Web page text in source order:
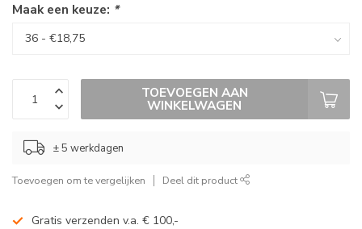
Maak een keuze: *
TOEVOEGEN AAN
WINKELWAGEN
± 5 werkdagen
Toevoegen om te vergelijken Deel dit product
Gratis verzenden v.a. € 100,-